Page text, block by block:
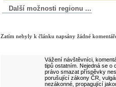
Další možnosti regionu ...
Zatím nebyly k článku napsány žádné
Vážení návštěvníci,
tipů ostatním. Nejedná se
právo smazat příspěvky
porušující zákony ČR,
nezákonné, propagující